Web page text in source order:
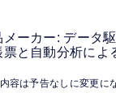
メーカー: データ
票と自動分析によ
は予告なしに変更に